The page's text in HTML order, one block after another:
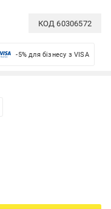
КОД60306572
-5% для бізнесу з VISA